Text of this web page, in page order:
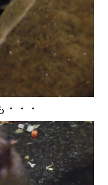
・・